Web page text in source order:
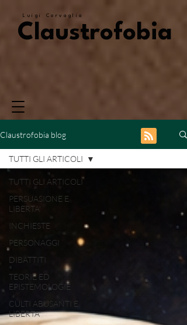
Luigi Corvaglia
Claustrofobia
Claustrofobia blog
TUTTI GLI ARTICOLI
PERSUASIONE E
LIBERTA'
INCHIESTE
PERSONAGGI
DIBATTITI
TEORIE ED
EPISTEMOLOGIE
CULTI ABUSANTI E
LIBERTA'
TUTTI GLI ARTICOLI